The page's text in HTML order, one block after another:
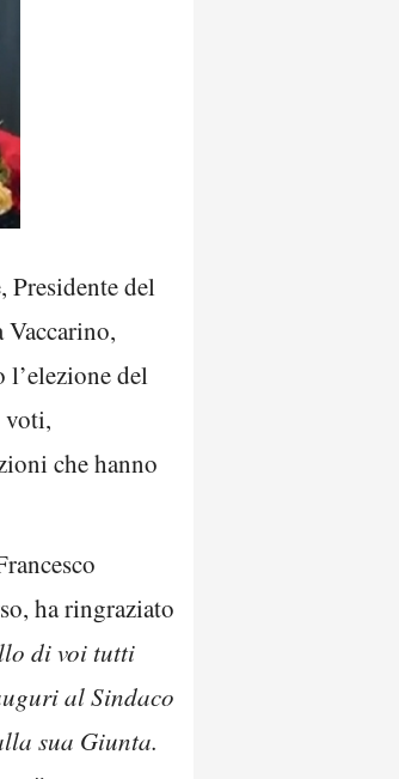
Presidente del
del
voti,
che hanno
ha ringraziato
di voi tutti
al Sindaco
sua Giunta.